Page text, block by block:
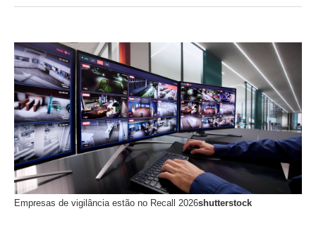
Empresas de vigilância estão no Recall 2026shutterstock